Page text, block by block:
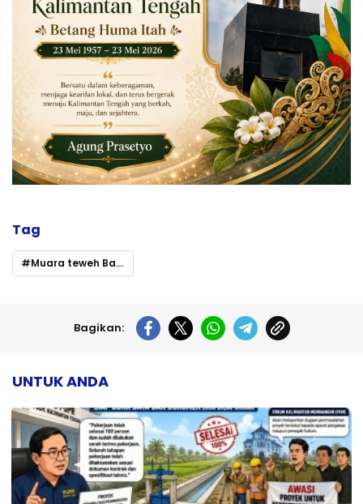
Tag
Muara teweh Barito utara dugaan monopoli pekerjaan
Bagikan:
UNTUK ANDA